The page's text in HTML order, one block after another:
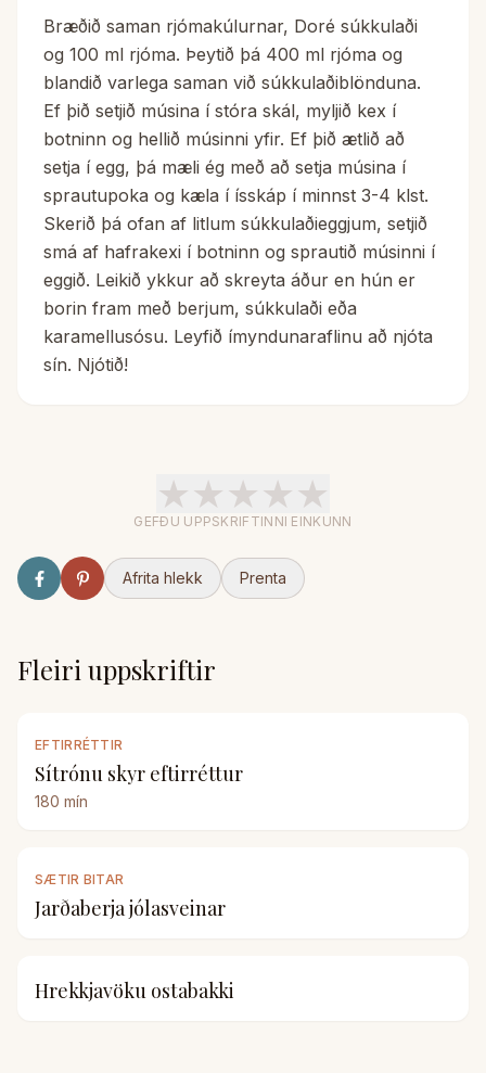
Bræðið saman rjómakúlurnar, Doré súkkulaði
og 100 ml rjóma. Þeytið þá 400 ml rjóma og
blandið varlega saman við súkkulaðiblönduna.
Ef þið setjið músina í stóra skál, myljið kex í
botninn og hellið músinni yfir. Ef þið ætlið að
setja í egg, þá mæli ég með að setja músina í
sprautupoka og kæla í ísskáp í minnst 3-4 klst.
Skerið þá ofan af litlum súkkulaðieggjum, setjið
smá af hafrakexi í botninn og sprautið músinni í
eggið. Leikið ykkur að skreyta áður en hún er
borin fram með berjum, súkkulaði eða
karamellusósu. Leyfið ímyndunaraflinu að njóta
sín. Njótið!
★★★★★
GEFÐU UPPSKRIFTINNI EINKUNN
Afrita hlekk Prenta
Fleiri uppskriftir
EFTIRRÉTTIR
Sítrónu skyr eftirréttur
180 mín
SÆTIR BITAR
Jarðaberja jólasveinar
Hrekkjavöku ostabakki